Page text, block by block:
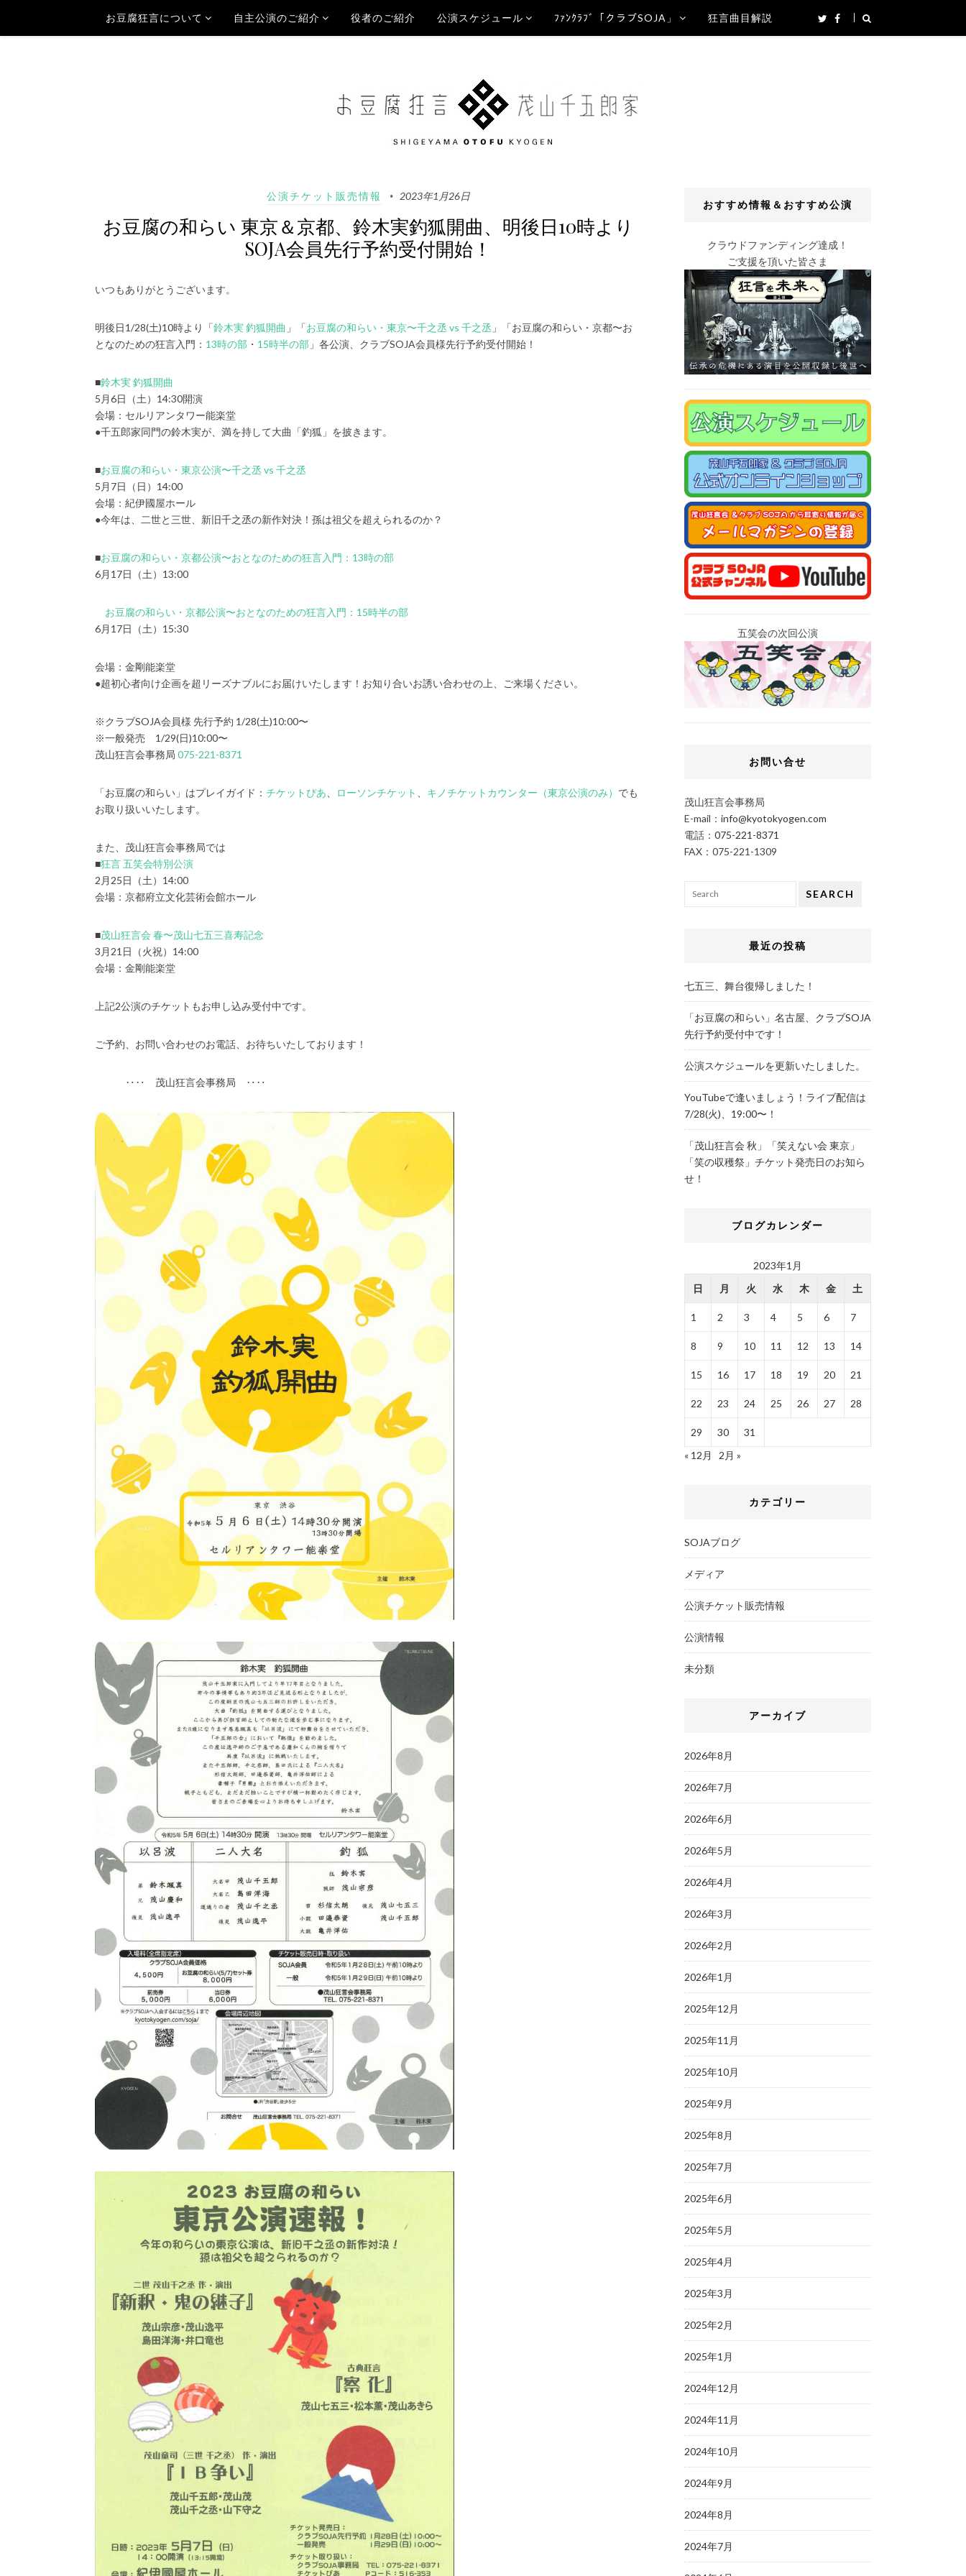
お豆腐狂言について 自主公演のご紹介 役者のご紹介 公演スケジュール ﾌｧﾝｸﾗﾌﾞ「クラブSOJA」 狂言曲目解説
公演チケット販売情報 2023年1月26日
お豆腐の和らい 東京＆京都、鈴木実釣狐開曲、明後日10時より
SOJA会員先行予約受付開始！
いつもありがとうございます。
明後日1/28(土)10時より「鈴木実 釣狐開曲 」「お豆腐の和らい・東京〜千之丞 vs 千之丞 」「お豆腐の和らい・京都〜お
となのための狂言入門： 13時の部 ・ 15時半の部 」各公演、クラブSOJA会員様先行予約受付開始！
■鈴木実 釣狐開曲
5月6日（土）14:30開演
会場：セルリアンタワー能楽堂
●千五郎家同門の鈴木実が、満を持して大曲「釣狐」を披きます。
■お豆腐の和らい・東京公演〜千之丞 vs 千之丞
5月7日（日）14:00
会場：紀伊國屋ホール
●今年は、二世と三世、新旧千之丞の新作対決！孫は祖父を超えられるのか？
■お豆腐の和らい・京都公演〜おとなのための狂言入門：13時の部
6月17日（土）13:00
お豆腐の和らい・京都公演〜おとなのための狂言入門：15時半の部
6月17日（土）15:30
会場：金剛能楽堂
●超初心者向け企画を超リーズナブルにお届けいたします！お知り合いお誘い合わせの上、ご来場ください。
※クラブSOJA会員様 先行予約 1/28(土)10:00〜
※一般発売 1/29(日)10:00〜
茂山狂言会事務局 075-221-8371
「お豆腐の和らい」はプレイガイド： チケットぴあ ローソンチケット キノチケットカウンター（東京公演のみ） でも
お取り扱いいたします。
また、茂山狂言会事務局では
■狂言 五笑会特別公演
2月25日（土）14:00
会場：京都府立文化芸術会館ホール
■茂山狂言会 春〜茂山七五三喜寿記念
3月21日（火祝）14:00
会場：金剛能楽堂
上記2公演のチケットもお申し込み受付中です。
ご予約、お問い合わせのお電話、お待ちいたしております！
‥‥ 茂山狂言会事務局 ‥‥
おすすめ情報＆おすすめ公演
クラウドファンディング達成！
ご支援を頂いた皆さま
五笑会の次回公演
お問い合せ
茂山狂言会事務局
E-mail： info@kyotokyogen.com
電話： 075-221-8371
FAX：075-221-1309
SEARCH
最近の投稿
七五三、舞台復帰しました！
「お豆腐の和らい」名古屋、クラブSOJA
先行予約受付中です！
公演スケジュールを更新いたしました。
YouTubeで逢いましょう！ライブ配信は
7/28(火)、19:00〜！
「茂山狂言会 秋」「笑えない会 東京」
「笑の収穫祭」チケット発売日のお知ら
せ！
ブログカレンダー
2023年1月
日
月 火 水 木 金 土
1 2 3 4 5 6 7
8 9 10 11 12 13 14
15 16 17 18 19 20 21
22 23 24 25 26 27 28
29 30
31
« 12月
2月 »
カテゴリー
SOJAブログ
メディア
公演チケット販売情報
公演情報
未分類
アーカイブ
2026年8月
2026年7月
2026年6月
2026年5月
2026年4月
2026年3月
2026年2月
2026年1月
2025年12月
2025年11月
2025年10月
2025年9月
2025年8月
2025年7月
2025年6月
2025年5月
2025年4月
2025年3月
2025年2月
2025年1月
2024年12月
2024年11月
2024年10月
2024年9月
2024年8月
2024年7月